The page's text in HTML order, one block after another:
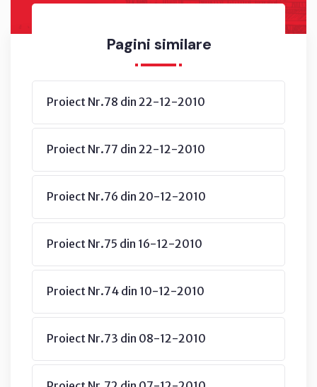
Pagini similare
Proiect Nr.78 din 22-12-2010
Proiect Nr.77 din 22-12-2010
Proiect Nr.76 din 20-12-2010
Proiect Nr.75 din 16-12-2010
Proiect Nr.74 din 10-12-2010
Proiect Nr.73 din 08-12-2010